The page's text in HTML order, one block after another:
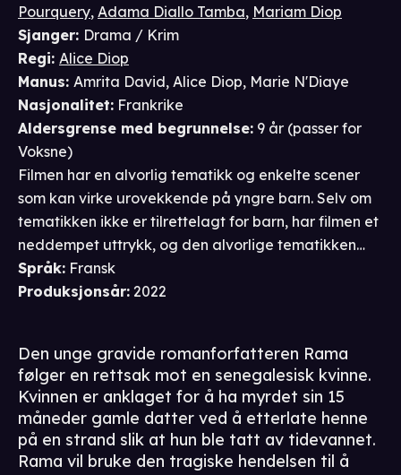
Pourquery, Adama Diallo Tamba, Mariam Diop
Sjanger: Drama / Krim
Regi: Alice Diop
Manus: Amrita David, Alice Diop, Marie N'Diaye
Nasjonalitet: Frankrike
Aldersgrense med begrunnelse: 9 år (passer for
Voksne)
Filmen har en alvorlig tematikk og enkelte scener
som kan virke urovekkende på yngre barn. Selv om
tematikken ikke er tilrettelagt for barn, har filmen et
neddempet uttrykk, og den alvorlige tematikken
formidles i hovedsak verbalt uten sterke
følelsesutbrudd.
Språk: Fransk
Produksjonsår: 2022
Den unge gravide romanforfatteren Rama
følger en rettsak mot en senegalesisk kvinne.
Kvinnen er anklaget for å ha myrdet sin 15
måneder gamle datter ved å etterlate henne
på en strand slik at hun ble tatt av tidevannet.
Rama vil bruke den tragiske hendelsen til å